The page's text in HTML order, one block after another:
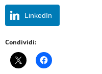
LinkedIn
Condividi: